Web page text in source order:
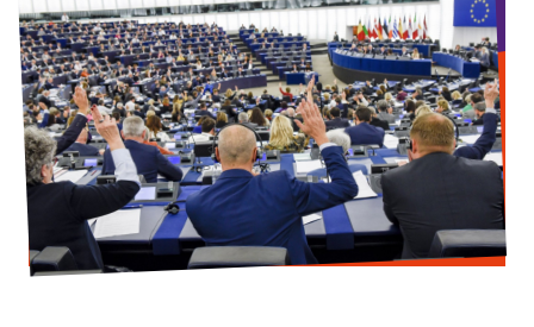
Transparenz
Datenschutz
Impressum